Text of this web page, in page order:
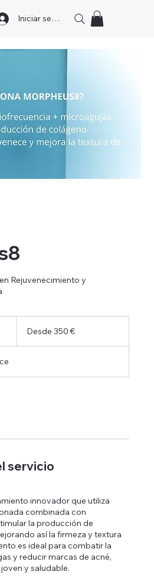
Iniciar sesión
Rejuvenecimiento y
eurosDesde 350 €
servicio
innovador que utiliza
combinada con
la producción de
así la firmeza y textura
es ideal para combatir la
y reducir marcas de acné,
y saludable.